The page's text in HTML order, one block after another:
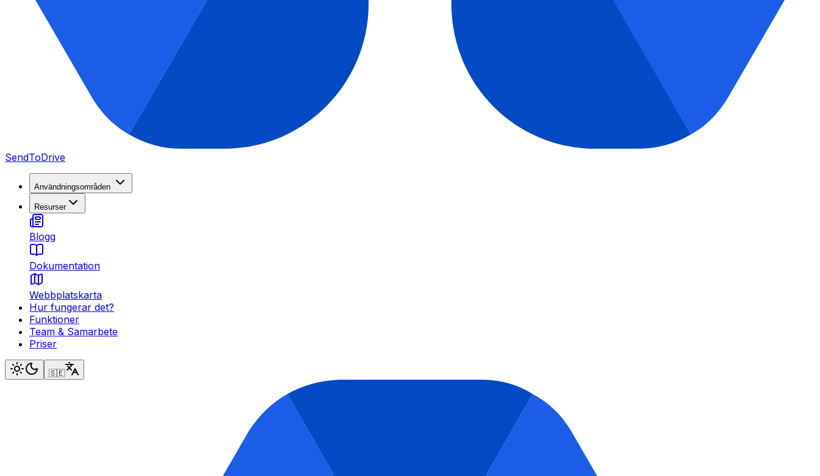
SendToDrive
Användningsområden
Resurser
Blogg
Dokumentation
Webbplatskarta
Hur fungerar det?
Funktioner
Team & Samarbete
Priser
🇸🇪